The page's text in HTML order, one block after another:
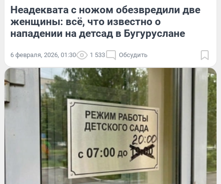
Неадеквата с ножом обезвредили две
женщины: всё, что известно о
нападении на детсад в Бугуруслане
6 февраля, 2026, 01:30 1 533 Обсудить